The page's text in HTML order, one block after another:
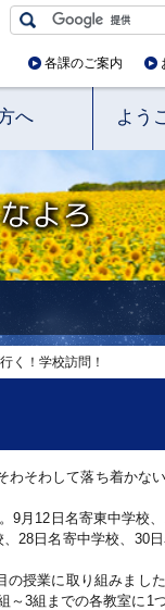
各課のご案内
へ よう
く！学校訪問！
そわして落ち着かな
9月12日名寄東中学校
28日名寄中学校、30
授業に取り組みまし
～3組までの各教室に1